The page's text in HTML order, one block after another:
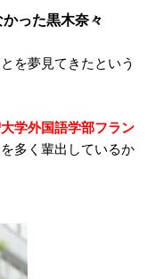
った黒木奈々
を夢見てきたという
学外国語学部フラン
多く輩出しているか